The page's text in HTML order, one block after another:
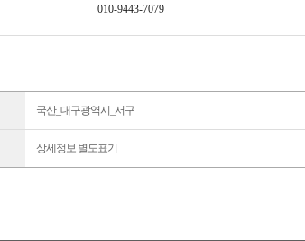
010-9443-7079
국산_대구광역시_서구
상세정보 별도표기